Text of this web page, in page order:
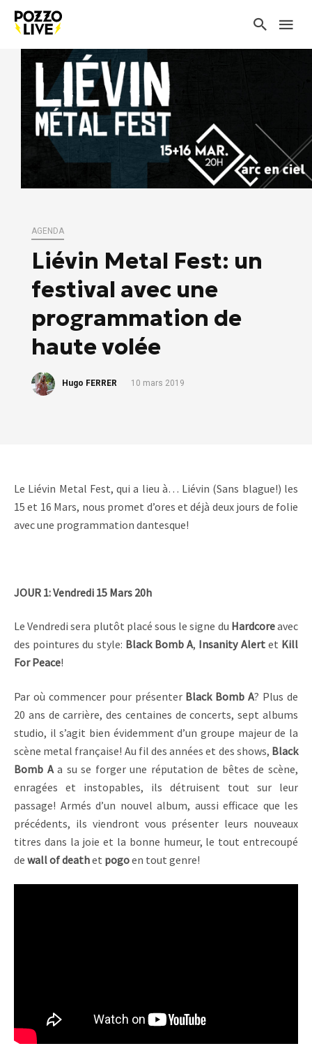
AGENDA
Liévin Metal Fest: un
festival avec une
programmation de
haute volée
Hugo FERRER 10 mars 2019
Le Liévin Metal Fest, qui a lieu à… Liévin (Sans blague!) les
15 et 16 Mars, nous promet d’ores et déjà deux jours de folie
avec une programmation dantesque!
JOUR 1: Vendredi 15 Mars 20h
Le Vendredi sera plutôt placé sous le signe du Hardcoreavec
des pointures du style: Black Bomb A, Insanity Alertet Kill
For Peace!
Par où commencer pour présenter Black Bomb A? Plus de
20 ans de carrière, des centaines de concerts, sept albums
studio, il s’agit bien évidemment d’un groupe majeur de la
scène metal française! Au fil des années et des shows, Black
Bomb Aa su se forger une réputation de bêtes de scène,
enragées et instopables, ils détruisent tout sur leur
passage! Armés d’un nouvel album, aussi efficace que les
précédents, ils viendront vous présenter leurs nouveaux
titres dans la joie et la bonne humeur, le tout entrecoupé
de wall of deathet pogoen tout genre!